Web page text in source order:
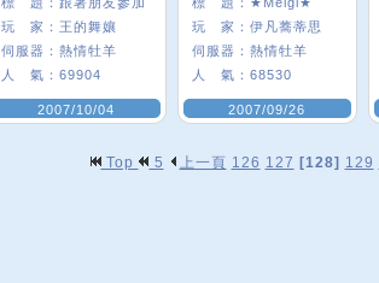
玩 家： 王的舞孃
伺服器： 熱情牡羊
人 氣： 69904
2007/10/04
玩 家： 伊凡蕎蒂思
伺服器： 熱情牡羊
人 氣： 68530
2007/09/26
Top 5 上一頁 126 127 [128] 129